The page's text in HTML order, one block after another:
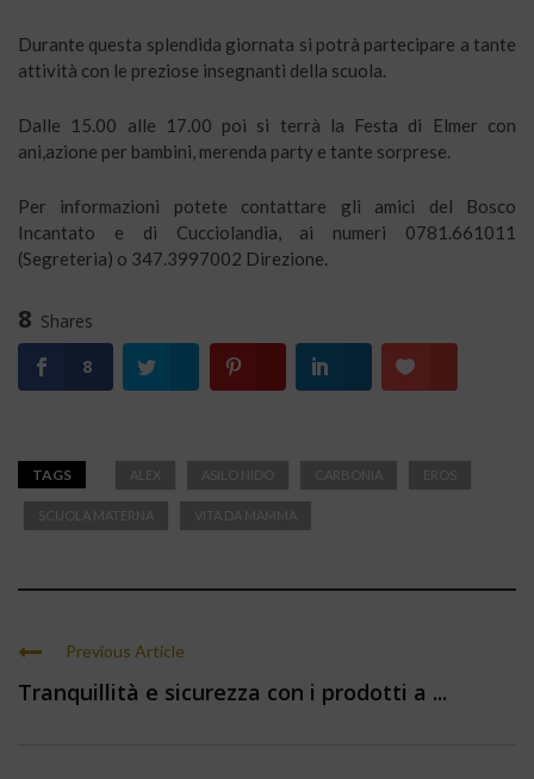
Durante questa splendida giornata si potrà partecipare a tante
attività con le preziose insegnanti della scuola.
Dalle 15.00 alle 17.00 poi si terrà la Festa di Elmer con
ani,azione per bambini, merenda party e tante sorprese.
Per informazioni potete contattare gli amici del Bosco
Incantato e di Cucciolandia, ai numeri 0781.661011
(Segreteria) o 347.3997002 Direzione.
8 Shares
8
TAGS ALEX ASILO NIDO CARBONIA EROS
SCUOLA MATERNA VITA DA MAMMA
Previous Article
Tranquillità e sicurezza con i prodotti a ...